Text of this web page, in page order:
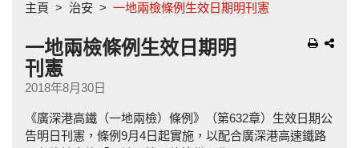
主頁 治安 一地兩檢條例生效日期明刊憲
一地兩檢條例生效日期明
刊憲
2018年8月30日
《廣深港高鐵（一地兩檢）條例》（第632章）生效日期公
告明日刊憲，條例9月4日起實施，以配合廣深港高速鐵路